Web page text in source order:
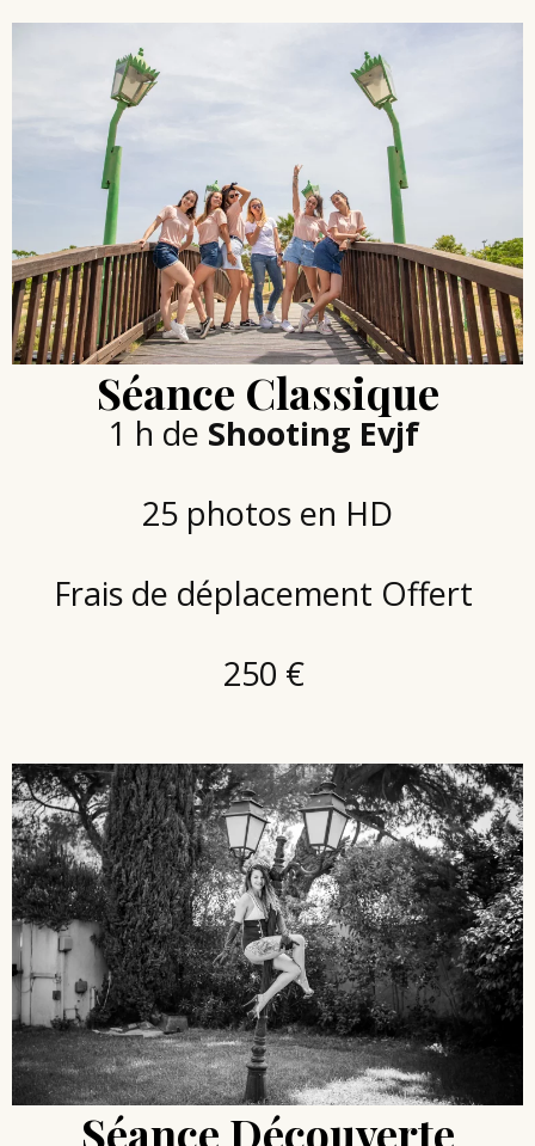
Séance Classique
1 h de Shooting Evjf
25 photos en HD
Frais de déplacement Offert
250 €
Séance Découverte